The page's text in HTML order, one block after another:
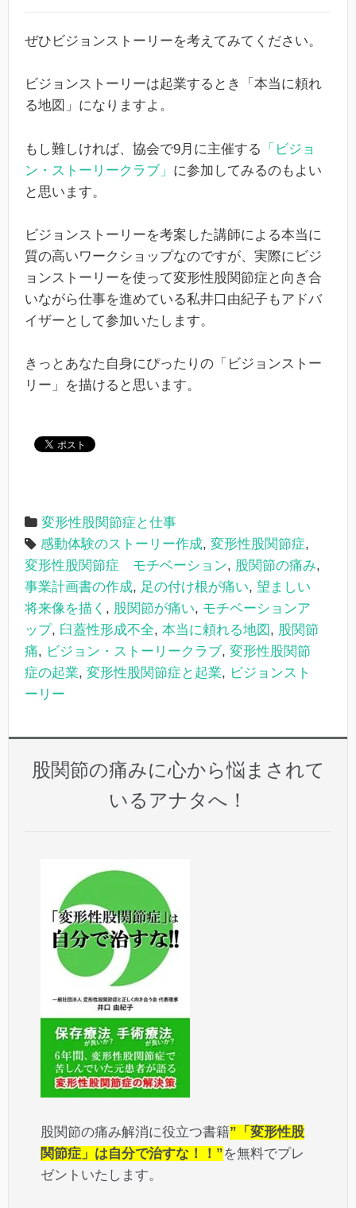
ぜひビジョンストーリーを考えてみてください。
ビジョンストーリーは起業するとき「本当に頼れ
る地図」になりますよ。
もし難しければ、協会で9月に主催する
「ビジョ
ン・ストーリークラブ」 に参加してみるのもよい
と思います。
ビジョンストーリーを考案した講師による本当に
質の高いワークショップなのですが、実際にビジ
ョンストーリーを使って変形性股関節症と向き合
いながら仕事を進めている私井口由紀子もアドバ
イザーとして参加いたします。
きっとあなた自身にぴったりの「ビジョンストー
リー」を描けると思います。
変形性股関節症と仕事
感動体験のストーリー作成, 変形性股関節症,
変形性股関節症 モチベーション, 股関節の痛み,
事業計画書の作成, 足の付け根が痛い, 望ましい
将来像を描く , 股関節が痛い, モチベーションア
ップ, 臼蓋性形成不全, 本当に頼れる地図 , 股関節
痛, ビジョン・ストーリークラブ, 変形性股関節
症の起業, 変形性股関節症と起業, ビジョンスト
ーリー
股関節の痛みに心から悩まされて
いるアナタへ！
股関節の痛み解消に役立つ書籍”「変形性股
関節症」は自分で治すな！！”を無料でプレ
ゼントいたします。